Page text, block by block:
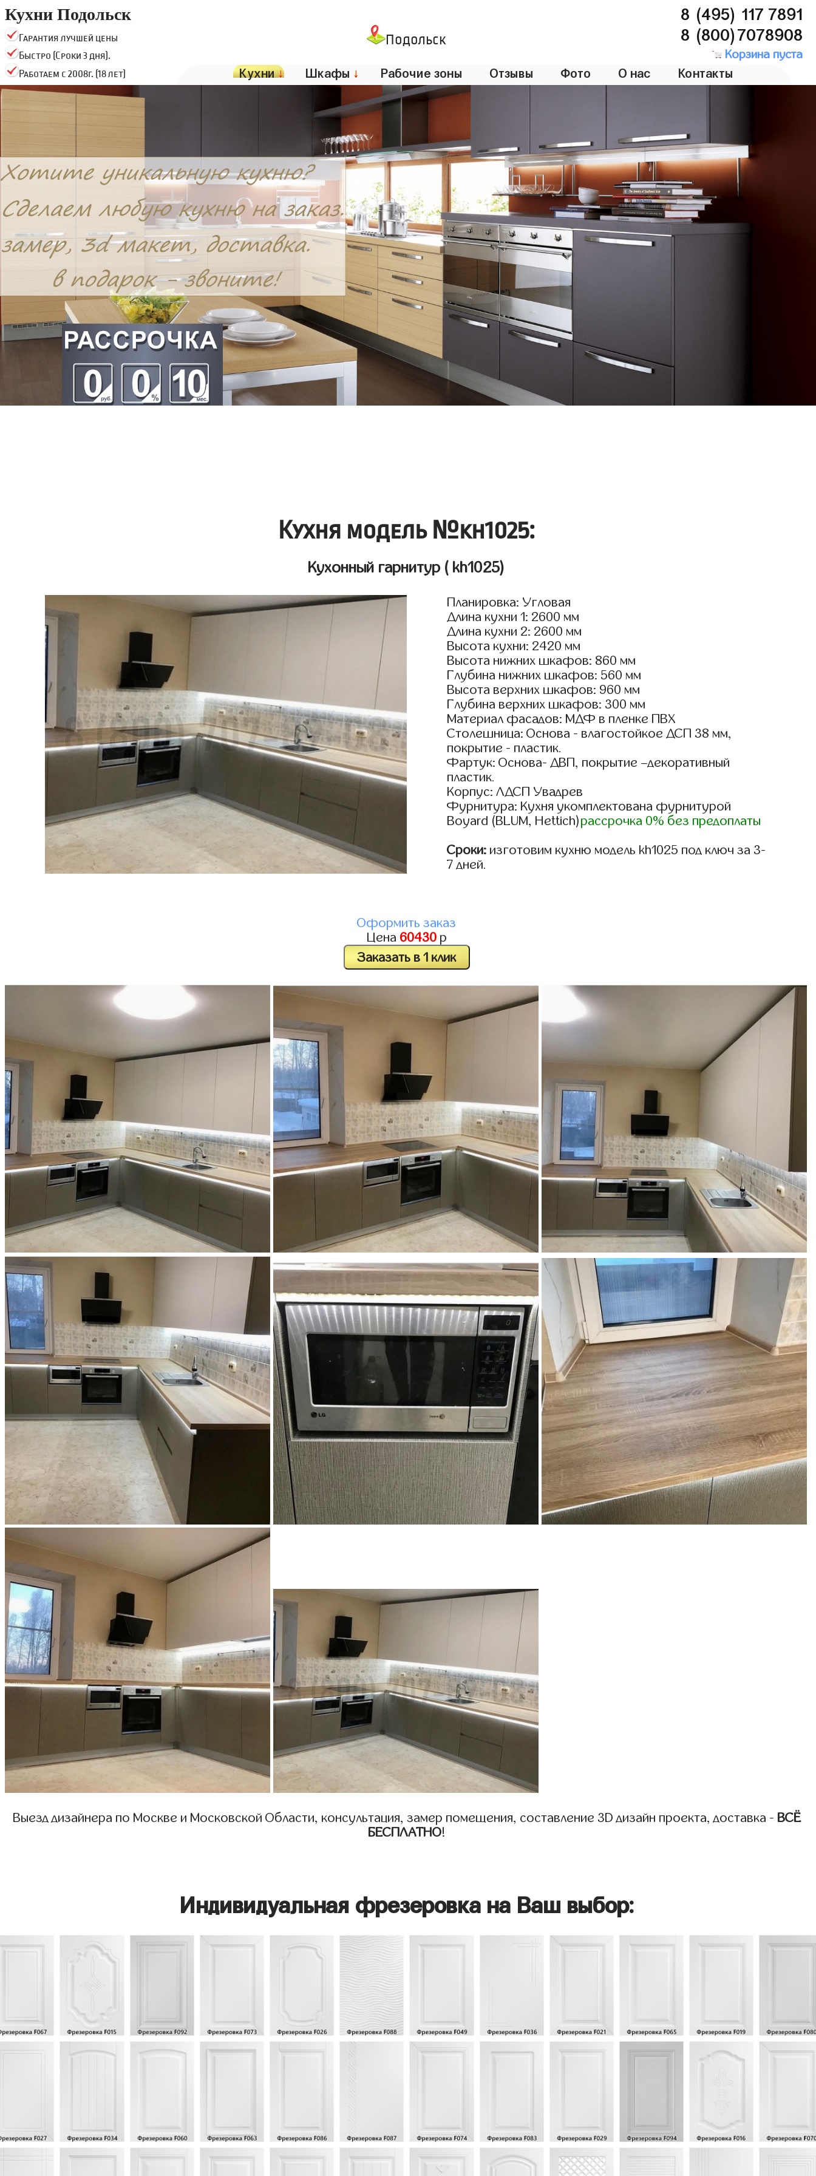
Кухни Подольск
Гарантия лучшей цены
Быстро (Сроки 3 дня).
Работаем с 2008г. (18 лет)
Подольск
8 (495) 117 7891
8 (800)7078908
Корзина пуста
Кухни↓ Шкафы ↓ Рабочие зоны Отзывы Фото О нас Контакты
Кухня модель №kh1025:
Кухонный гарнитур ( kh1025)
Планировка: Угловая
Длина кухни 1: 2600 мм
Длина кухни 2: 2600 мм
Высота кухни: 2420 мм
Высота нижних шкафов: 860 мм
Глубина нижних шкафов: 560 мм
Высота верхних шкафов: 960 мм
Глубина верхних шкафов: 300 мм
Материал фасадов: МДФ в пленке ПВХ
Столешница: Основа - влагостойкое ДСП 38 мм,
покрытие - пластик.
Фартук: Основа- ДВП, покрытие –декоративный
пластик.
Корпус: ЛДСП Увадрев
Фурнитура: Кухня укомплектована фурнитурой
Boyard (BLUM, Hettich)рассрочка 0% без предоплаты
Сроки: изготовим кухню модель kh1025 под ключ за 3-
7 дней.
Оформить заказ
Цена 60430р
Заказать в 1 клик
Выезд дизайнера по Москве и Московской Области, консультация, замер помещения, составление 3D дизайн проекта, доставка - ВСЁ
БЕСПЛАТНО!
Индивидуальная фрезеровка на Ваш выбор: